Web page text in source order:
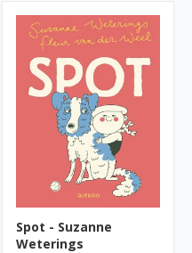
Spot - Suzanne
Weterings